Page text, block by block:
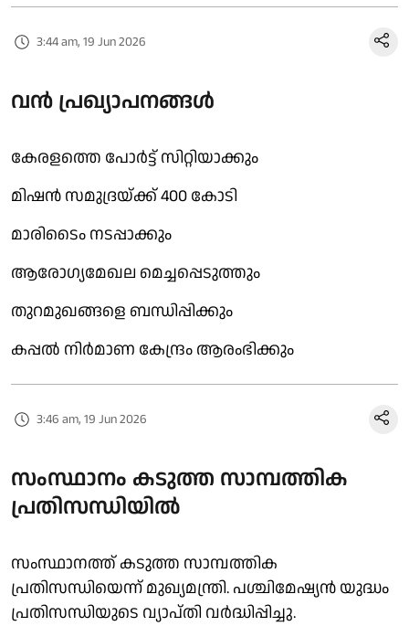
3:44 am, 19 Jun 2026
വൻ പ്രഖ്യാപനങ്ങൾ
കേരളത്തെ പോർട്ട് സിറ്റിയാക്കും
മിഷൻ സമുദ്രയ്ക്ക് 400 കോടി
മാരിടൈം നടപ്പാക്കും
ആരോഗ്യമേഖല മെച്ചപ്പെടുത്തും
തുറമുഖങ്ങളെ ബന്ധിപ്പിക്കും
കപ്പൽ നിർമാണ കേന്ദ്രം ആരംഭിക്കും
3:46 am, 19 Jun 2026
സംസ്ഥാനം കടുത്ത സാമ്പത്തിക
പ്രതിസന്ധിയിൽ
സംസ്ഥാനത്ത് കടുത്ത സാമ്പത്തിക
പ്രതിസന്ധിയെന്ന് മുഖ്യമന്ത്രി. പശ്ചിമേഷ്യൻ യുദ്ധം
പ്രതിസന്ധിയുടെ വ്യാപ്തി വർദ്ധിപ്പിച്ചു.